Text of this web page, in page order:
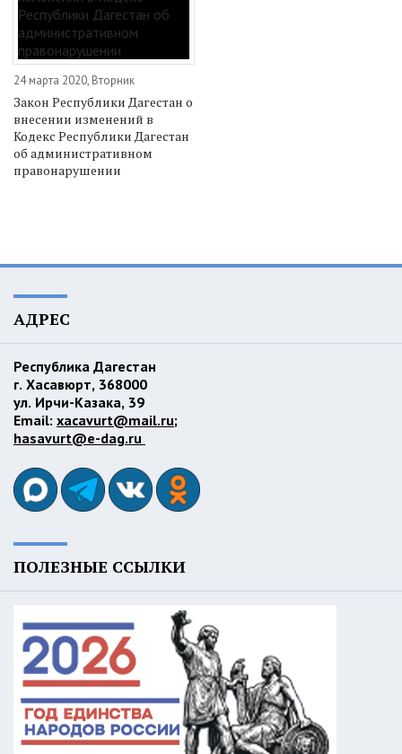
24 марта 2020, Вторник
Закон Республики Дагестан о
внесении изменений в
Кодекс Республики Дагестан
об административном
правонарушении
АДРЕС
Республика Дагестан
г. Хасавюрт, 368000
ул. Ирчи-Казака, 39
Email: xacavurt@mail.ru;
hasavurt@e-dag.ru
ПОЛЕЗНЫЕ ССЫЛКИ